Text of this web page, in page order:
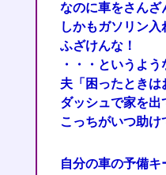
なのに車をさんざ
しかもガソリン入
ふざけんな！
・・・というよ
夫「困ったときは
ダッシュで家を出
こっちがいつ助け
自分の車の予備